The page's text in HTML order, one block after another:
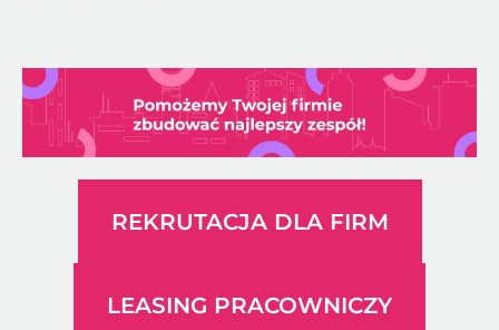
REKRUTACJA DLA FIRM
LEASING PRACOWNICZY